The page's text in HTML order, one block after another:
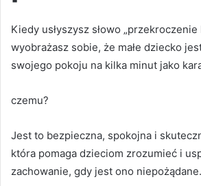
Kiedy usłyszysz słowo „przekroczenie
wyobrażasz sobie, że małe dziecko
swojego pokoju na kilka minut jako
czemu?
Jest to bezpieczna, spokojna i
która pomaga dzieciom zrozumieć i
zachowanie, gdy jest ono niepożądane.